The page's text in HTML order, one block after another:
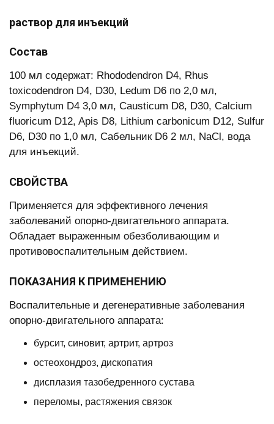
раствор для инъекций
Состав
100 мл содержат: Rhododendron D4, Rhus
toxicodendron D4, D30, Ledum D6 по 2,0 мл,
Symphytum D4 3,0 мл, Causticum D8, D30, Calcium
fluoricum D12, Apis D8, Lithium carbonicum D12, Sulfur
D6, D30 по 1,0 мл, Сабельник D6 2 мл, NaCl, вода
для инъекций.
СВОЙСТВА
Применяется для эффективного лечения
заболеваний опорно-двигательного аппарата.
Обладает выраженным обезболивающим и
противовоспалительным действием.
ПОКАЗАНИЯ К ПРИМЕНЕНИЮ
Воспалительные и дегенеративные заболевания
опорно-двигательного аппарата:
бурсит, синовит, артрит, артроз
остеохондроз, дископатия
дисплазия тазобедренного сустава
переломы, растяжения связок